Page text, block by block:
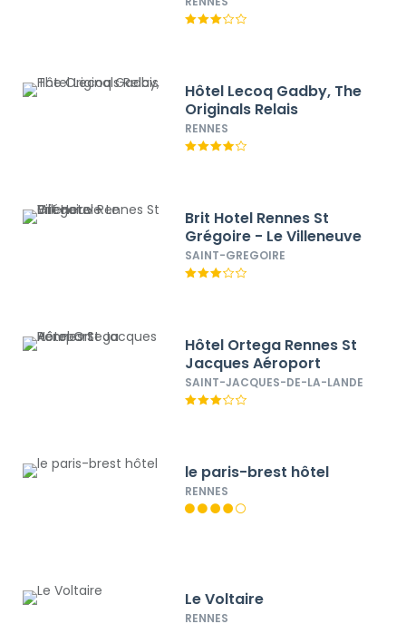
Hôtel Lecoq Gadby, The
Originals Relais
RENNES
Brit Hotel Rennes St
Grégoire - Le Villeneuve
SAINT-GREGOIRE
Hôtel Ortega Rennes St
Jacques Aéroport
SAINT-JACQUES-DE-LA-LANDE
le paris-brest hôtel
RENNES
Le Voltaire
RENNES